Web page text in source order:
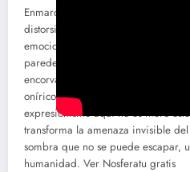
Enmarcada en el movimiento
distorsión visual y la composición
emocionales y psicológicos. Las
paredes, las escaleras que
encorvado del conde Orlok (Max
onírico que oscila entre la realidad
expresionismo aquí no es mero
transforma la amenaza invisible
sombra que no se puede escapar,
humanidad. Ver Nosferatu gratis